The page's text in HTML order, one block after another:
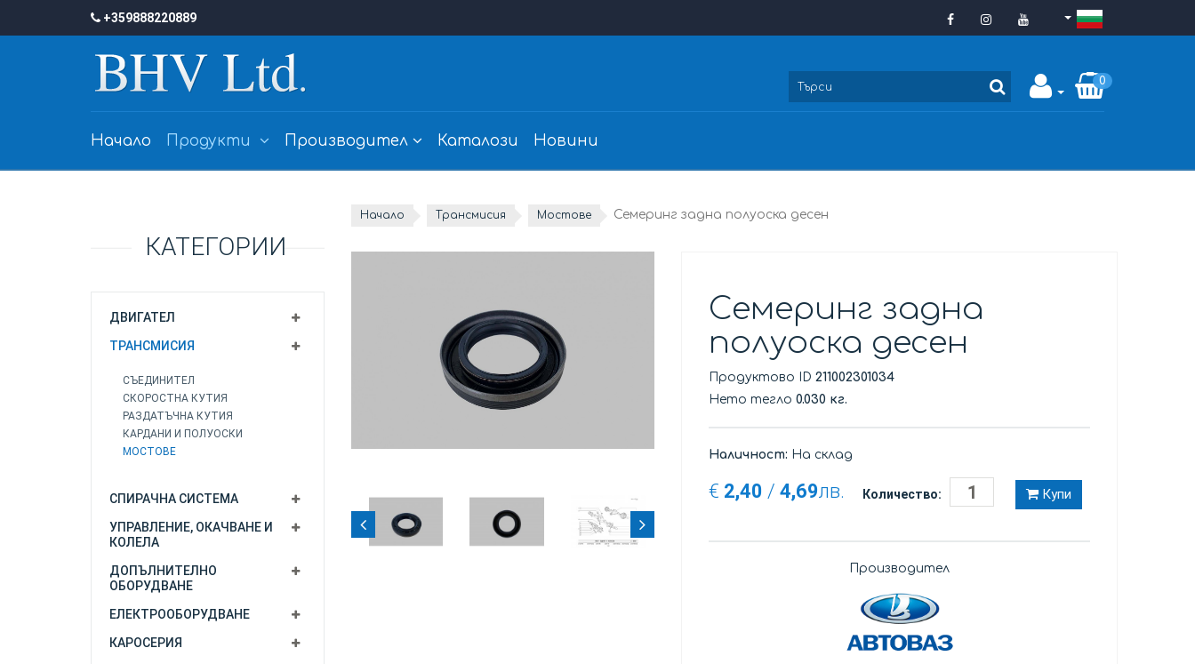
+359888220889
0
Начало Продукти Производител Каталози Новини
КАТЕГОРИИ
ДВИГАТЕЛ
ТРАНСМИСИЯ
СЪЕДИНИТЕЛ
СКОРОСТНА КУТИЯ
РАЗДАТЪЧНА КУТИЯ
КАРДАНИ И ПОЛУОСКИ
МОСТОВЕ
СПИРАЧНА СИСТЕМА
УПРАВЛЕНИЕ, ОКАЧВАНЕ И
КОЛЕЛА
ДОПЪЛНИТЕЛНО
ОБОРУДВАНЕ
ЕЛЕКТРООБОРУДВАНЕ
КАРОСЕРИЯ
Начало Трансмисия Мостове Семеринг задна полуоска десен
Семеринг задна
полуоска десен
Продуктово ID211002301034
Нето тегло0.030 кг.
Наличност: На склад
€ 2,40 /4,69лв. Количество: Купи
Производител